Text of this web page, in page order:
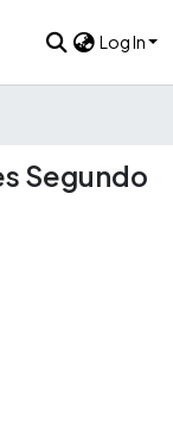
Log In
Segundo